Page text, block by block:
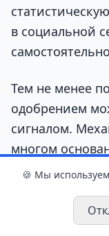
в социальной
Тем не менее
одобрением
сигналом.
многом
знает,
публикация.
игровой
🍪 Мы